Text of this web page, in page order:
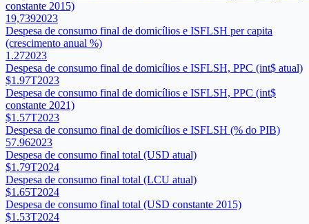
constante 2015)
19,7392023
Despesa de consumo final de domicílios e ISFLSH per capita
(crescimento anual %)
1.272023
Despesa de consumo final de domicílios e ISFLSH, PPC (int$ atual)
$1.97T2023
Despesa de consumo final de domicílios e ISFLSH, PPC (int$
constante 2021)
$1.57T2023
Despesa de consumo final de domicílios e ISFLSH (% do PIB)
57.962023
Despesa de consumo final total (USD atual)
$1.79T2024
Despesa de consumo final total (LCU atual)
$1.65T2024
Despesa de consumo final total (USD constante 2015)
$1.53T2024